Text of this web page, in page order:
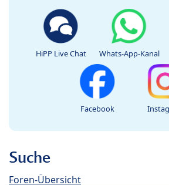
HiPP Live Chat Whats-App-Kanal
Facebook
Suche
Foren-Übersicht